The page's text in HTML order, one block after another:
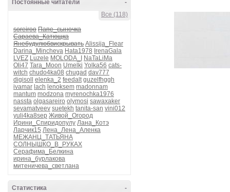
-
Постоянные читатели
Все (118)
soreiroo Папе_сыночка
Сараева_Катющка
Янебудулюбвискрывать Alissija_Flear
Darina_Mincheva Hata1978 IrenaGala
LVEZ Luzele MOLODA_I
NaTaLiMa
Oli47 Tara_Moon Umelki Yolka56 cats-
witch chudo4ka08 chugad dav777
digisoll
elenka_2 feedalt guzelfhggh
ivamar lach lenoksem madonnam
mantum modzona myrenochka1976
nassta olgasareiro olymosi sawaxaker
sevamatveev suetekh tanita-san vini012
yuli4ka8sep Живой_Огород
Ирини_Спиридопулу Лана_Котэ
Ларчик15 Лена_Лена_Аленка
МЕЖАНЦ_ТАТЬЯНА
СОЛНЫШКО_В_РУКАХ
Серафима_Белкина
ирина_бурлакова
митеничева_светлана
-
Статистика